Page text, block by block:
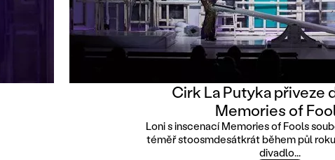
Cirk La Putyka přiveze
Memories of
Loni s inscenací Memories of Fools
téměř stoosmdesátkrát během půl
divadlo...